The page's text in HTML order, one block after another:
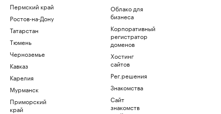
Пермский край
Ростов-на-Дону
Татарстан
Тюмень
Черноземье
Кавказ
Карелия
Мурманск
Приморский
край
Облако для
бизнеса
Корпоративный
регистратор
доменов
Хостинг
сайтов
Рег.решения
Знакомства
Сайт
знакомств